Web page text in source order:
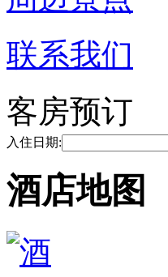
联系我们
客房预订
入住日期:
酒店地图